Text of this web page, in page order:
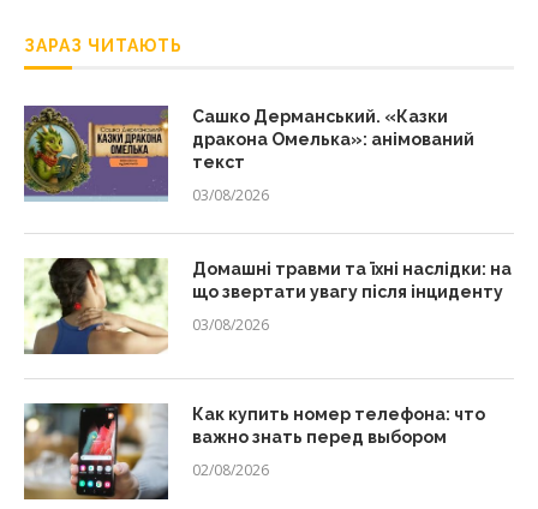
ЗАРАЗ ЧИТАЮТЬ
Сашко Дерманський. «Казки
дракона Омелька»: анімований
текст
03/08/2026
Домашні травми та їхні наслідки: на
що звертати увагу після інциденту
03/08/2026
Как купить номер телефона: что
важно знать перед выбором
02/08/2026